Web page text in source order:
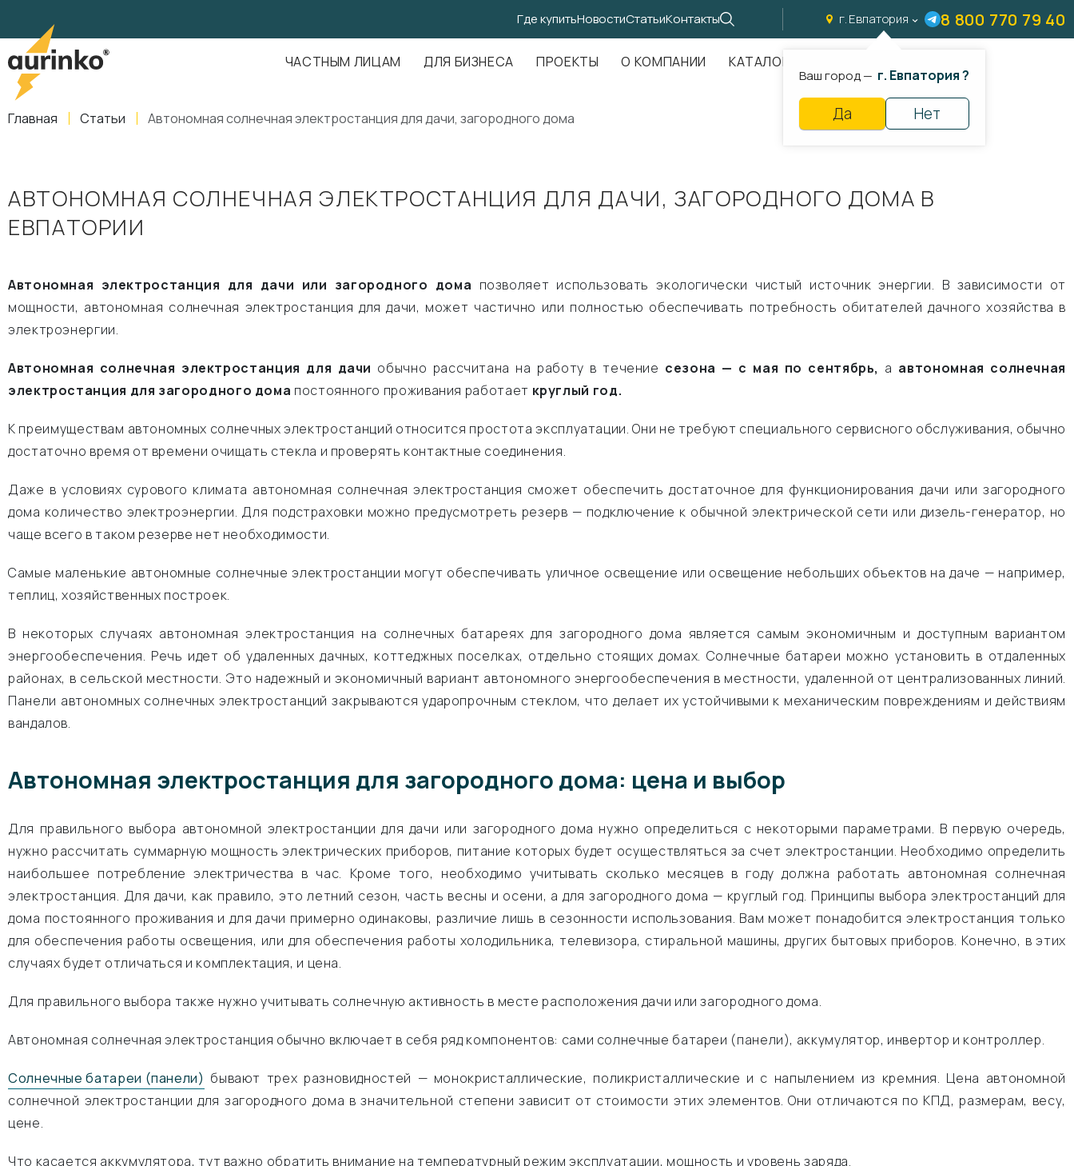
Где купитьНовостиСтатьиКонтакты г. Евпатория
Ваш город — г. Евпатория ?
Да Нет
8 800 770 79 40
ЧАСТНЫМ ЛИЦАМ ДЛЯ БИЗНЕСА ПРОЕКТЫ О КОМПАНИИ КАТАЛОГ
Главная Статьи Автономная солнечная электростанция для дачи, загородного дома
АВТОНОМНАЯ СОЛНЕЧНАЯ ЭЛЕКТРОСТАНЦИЯ ДЛЯ ДАЧИ, ЗАГОРОДНОГО ДОМА В
ЕВПАТОРИИ
Автономная электростанция для дачи или загородного дома позволяет использовать экологически чистый источник энергии. В зависимости от
мощности, автономная солнечная электростанция для дачи, может частично или полностью обеспечивать потребность обитателей дачного хозяйства в
электроэнергии.
Автономная солнечная электростанция для дачи обычно рассчитана на работу в течение сезона — с мая по сентябрь, а автономная солнечная
электростанция для загородного дома постоянного проживания работает круглый год.
К преимуществам автономных солнечных электростанций относится простота эксплуатации. Они не требуют специального сервисного обслуживания, обычно
достаточно время от времени очищать стекла и проверять контактные соединения.
Даже в условиях сурового климата автономная солнечная электростанция сможет обеспечить достаточное для функционирования дачи или загородного
дома количество электроэнергии. Для подстраховки можно предусмотреть резерв — подключение к обычной электрической сети или дизель-генератор, но
чаще всего в таком резерве нет необходимости.
Самые маленькие автономные солнечные электростанции могут обеспечивать уличное освещение или освещение небольших объектов на даче — например,
теплиц, хозяйственных построек.
В некоторых случаях автономная электростанция на солнечных батареях для загородного дома является самым экономичным и доступным вариантом
энергообеспечения. Речь идет об удаленных дачных, коттеджных поселках, отдельно стоящих домах. Солнечные батареи можно установить в отдаленных
районах, в сельской местности. Это надежный и экономичный вариант автономного энергообеспечения в местности, удаленной от централизованных линий.
Панели автономных солнечных электростанций закрываются ударопрочным стеклом, что делает их устойчивыми к механическим повреждениям и действиям
вандалов.
Автономная электростанция для загородного дома: цена и выбор
Для правильного выбора автономной электростанции для дачи или загородного дома нужно определиться с некоторыми параметрами. В первую очередь,
нужно рассчитать суммарную мощность электрических приборов, питание которых будет осуществляться за счет электростанции. Необходимо определить
наибольшее потребление электричества в час. Кроме того, необходимо учитывать сколько месяцев в году должна работать автономная солнечная
электростанция. Для дачи, как правило, это летний сезон, часть весны и осени, а для загородного дома — круглый год. Принципы выбора электростанций для
дома постоянного проживания и для дачи примерно одинаковы, различие лишь в сезонности использования. Вам может понадобится электростанция только
для обеспечения работы освещения, или для обеспечения работы холодильника, телевизора, стиральной машины, других бытовых приборов. Конечно, в этих
случаях будет отличаться и комплектация, и цена.
Для правильного выбора также нужно учитывать солнечную активность в месте расположения дачи или загородного дома.
Автономная солнечная электростанция обычно включает в себя ряд компонентов: сами солнечные батареи (панели), аккумулятор, инвертор и контроллер.
Солнечные батареи (панели) бывают трех разновидностей — монокристаллические, поликристаллические и с напылением из кремния. Цена автономной
солнечной электростанции для загородного дома в значительной степени зависит от стоимости этих элементов. Они отличаются по КПД, размерам, весу,
цене.
Что касается аккумулятора, тут важно обратить внимание на температурный режим эксплуатации, мощность и уровень заряда.
,Свердловская область
info@aurinkos.com
8-800-770-79-40